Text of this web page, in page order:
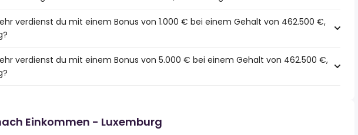
verdienst du mit einem Bonus von 1.000 € bei einem Gehalt von 462.500 €,
verdienst du mit einem Bonus von 5.000 € bei einem Gehalt von 462.500 €,
Einkommen - Luxemburg